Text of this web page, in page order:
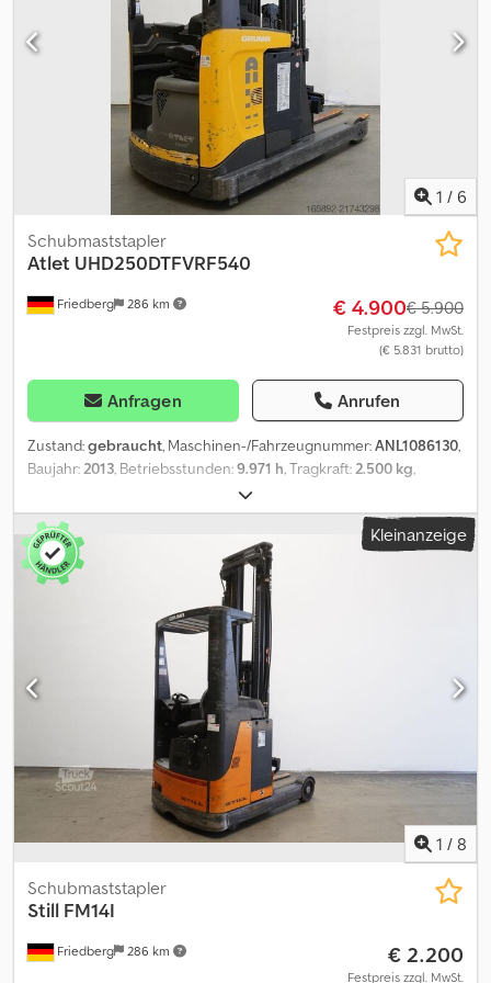
Mast: Einfachzusatzhydraulik - Seitenschieber, integriert -
Stahlrahmen - Blitzleuchte - Spot hinten: BlueSpot - manuelle
Gabelträgerneigung mit autom. Zentrierung des Seitenschubs
und automatische Horizontalstellung der Gabeln - 180°-Lenkung
- Mastschutz: Glasscheibe - Panoramaspiegel - Zugangskontrolle:
Schlüsselschalter - Fahrersitz Superkomfort (Stoffbezug) -
Doppelpedal - Zentralhebel- und Kreuzhebel-Bedienung -
Hubhöhenanzeige ab Freihub - LSP 0.6 Ref: ANL1070076
1 / 6
Friedberg 286 km
Schubmaststapler
Atlet UHD250DTFVRF540
€ 4.900€ 5.900
Festpreis zzgl. MwSt.
(€ 5.831 brutto)
Anfragen Anrufen
Zustand:gebraucht, Maschinen-/Fahrzeugnummer:ANL1086130,
Baujahr:2013, Betriebsstunden:9.971 h, Tragkraft:2.500 kg,
1.940 mm
mm, Masttyp:Triplex, Batteriekapazität:775 Ah, Batteriespannung:
48 V, Gabelträgerbreite: , Gabellänge: 1.200 mm,
Leergewicht:
, Gesamthöhe:
1.490 mm
1.397 mm, Kraftstoff:
auf Batterie - Fahrzeugstecker Anderson 320A - seitlicher
Batteriewechsel ohne Rollen - Fahrzeug: Doppelzusatzhydraulik
Cjdpfxjy Dv Aco Ag Hjrf - Mast: Doppelzusatzhydraulik -
Seitenschieber, integriert - Klammergabel MEYER 6-0122G-EU
Breite: 970 mm - Stahlrahmen - Zugangskontrolle: PIN-Code -
Fahrersitz Standard (Kunstleder) - Einpedal - Einzelhebel-
Bedienung - Öffnungsbereich Zinkenverstellgerät: IK-IK: 320 -
1480 mm - LSP 0.6 Ref: ANL1086130
Kleinanzeige
1 / 8
Friedberg 286 km
Schubmaststapler
Still FM14I
€ 2.200
Festpreis zzgl. MwSt.